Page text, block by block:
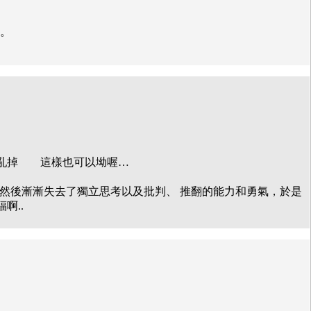
亂掉 這樣也可以坳喔…
後漸漸失去了獨立思考以及批判、 推翻的能力和勇氣，於是
啊..